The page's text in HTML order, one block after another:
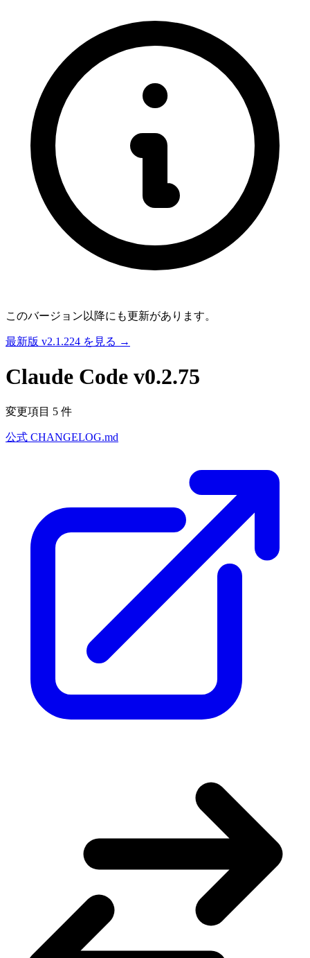
このバージョン以降にも更新があります。
最新版 v2.1.224 を見る →
Claude Code v0.2.75
変更項目 5 件
公式 CHANGELOG.md